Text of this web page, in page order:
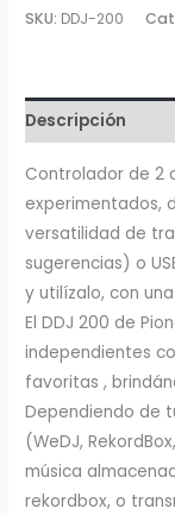
Pioneer
cantidad
SKU: DDJ-200
Descripción
Controlador de 2
experimentados,
versatilidad de
sugerencias) o
y utilízalo, con
El DDJ 200 de
independientes
favoritas ,
Dependiendo de
(WeDJ,
música
rekordbox, o